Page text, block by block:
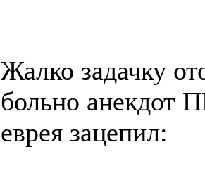
Жалко задачку
больно анекдот
еврея зацепил: